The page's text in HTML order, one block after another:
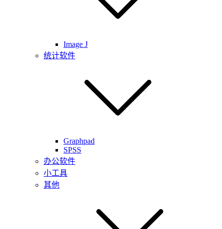
Image J
统计软件
Graphpad
SPSS
办公软件
小工具
其他